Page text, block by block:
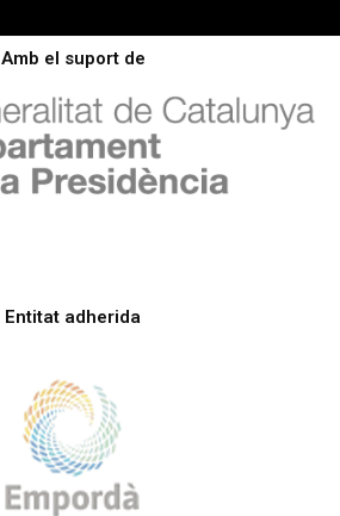
Amb el suport de
Entitat adherida